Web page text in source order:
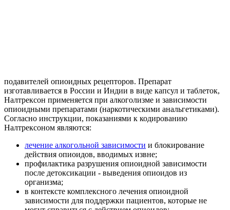
подавителей опиоидных рецепторов. Препарат
изготавливается в России и Индии в виде капсул и таблеток,
Налтрексон применяется при алкоголизме и зависимости
опиоидными препаратами (наркотическими анальгетиками).
Согласно инструкции, показаниями к кодированию
Налтрексоном являются:
лечение алкогольной зависимости и блокирование
действия опиоидов, вводимых извне;
профилактика разрушения опиоидной зависимости
после детоксикации - выведения опиоидов из
организма;
в контексте комплексного лечения опиоидной
зависимости для поддержки пациентов, которые не